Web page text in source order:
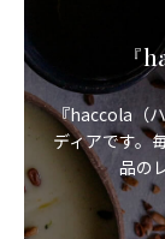
『
『haccola（
ディアです。
品の